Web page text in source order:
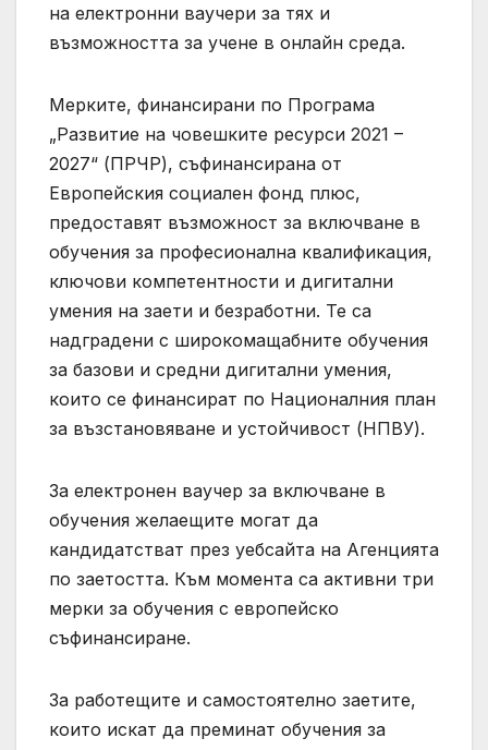
на електронни ваучери за тях и
възможността за учене в онлайн среда.
Мерките, финансирани по Програма
„Развитие на човешките ресурси 2021 –
2027“ (ПРЧР), съфинансирана от
Европейския социален фонд плюс,
предоставят възможност за включване в
обучения за професионална квалификация,
ключови компетентности и дигитални
умения на заети и безработни. Те са
надградени с широкомащабните обучения
за базови и средни дигитални умения,
които се финансират по Националния план
за възстановяване и устойчивост (НПВУ).
За електронен ваучер за включване в
обучения желаещите могат да
кандидатстват през уебсайта на Агенцията
по заетостта. Към момента са активни три
мерки за обучения с европейско
съфинансиране.
За работещите и самостоятелно заетите,
които искат да преминат обучения за